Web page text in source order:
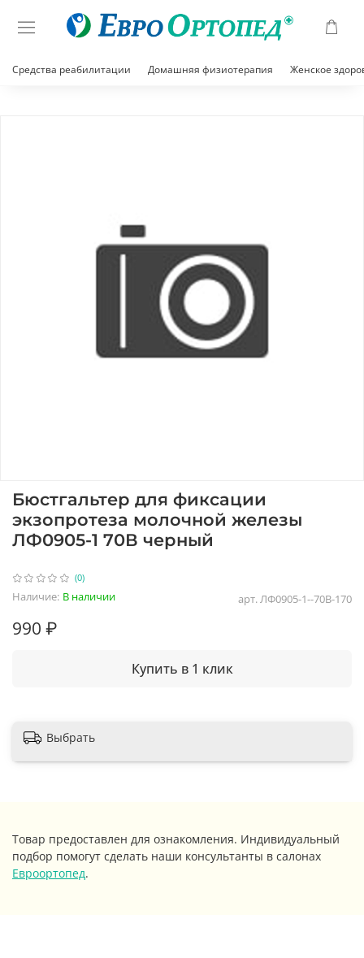
Средства реабилитации Домашняя физиотерапия Женское
(0)
арт.ЛФ0905-1--70В-170
Наличие: В наличии
Бюстгальтер для фиксации
экзопротеза молочной железы
ЛФ0905-1 70В черный
990 ₽
Купить в 1 клик
Выбрать
Товар предоставлен для ознакомления. Индивидуальный
подбор помогут сделать наши консультанты в салонах
Евроортопед.